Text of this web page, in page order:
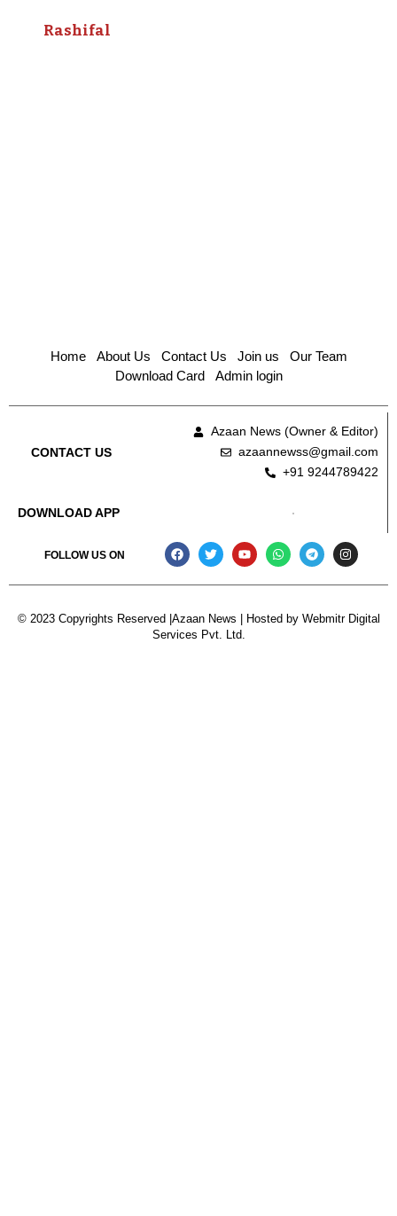
Rashifal
Home About Us Contact Us Join us
Our Team
Download Card
Admin login
CONTACT US
Azaan News (Owner & Editor)
azaannewss@gmail.com
+91 9244789422
DOWNLOAD APP
FOLLOW US ON
© 2023 Copyrights Reserved |Azaan News | Hosted by Webmitr Digital
Services Pvt. Ltd.